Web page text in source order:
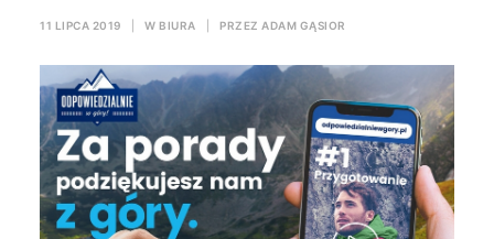
Wyszukiwanie
11 LIPCA 2019 W BIURA PRZEZ ADAM GĄSIOR